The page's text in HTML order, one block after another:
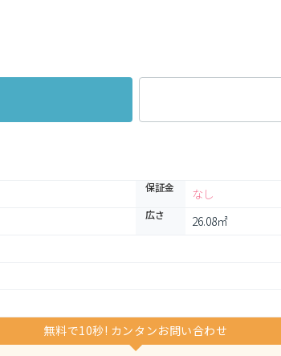
保証金 なし
広さ 26.08㎡
無料で10秒! カンタンお問い合わせ